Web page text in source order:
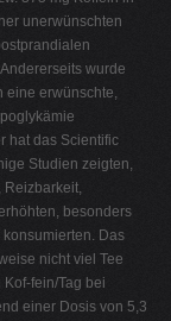
unerwünschten
wurde
eine erwünschte,
hat das Scientific
Studien zeigten,
Reizbarkeit,
besonders
Das
nicht viel Tee
fein/Tag bei
einer Dosis von 5,3